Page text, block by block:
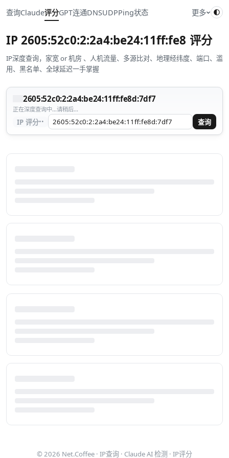
查询Claude评分GPT连通DNSUDPPing状态 更多
IP 2605:52c0:2:2a4:be24:11ff:fe8d:7df7
评分
IP深度查询，家宽 or 机房 、人机流量、多源比对、地理经纬度、端口、滥
用、黑名单、全球延迟一手掌握
2605:52c0:2:2a4:be24:11ff:fe8d:7df7
正在深度查询中...请稍后...
IP 评分·· 查询
© 2026 Net.Coffee · IP查询 · Claude AI 检测 · IP评分